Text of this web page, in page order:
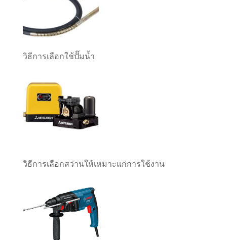
วิธีการเลือกใช้ปั๊มน้ำ
วิธีการเลือกสว่านให้เหมาะแก่การใช้งาน